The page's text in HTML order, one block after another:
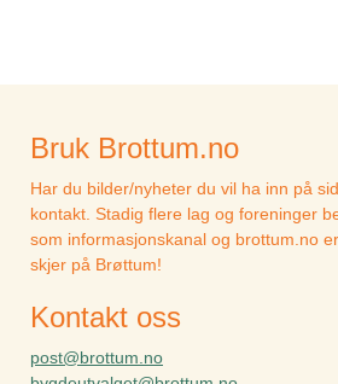
Bruk Brottum.no
Har du bilder/nyheter du vil ha inn på
kontakt. Stadig flere lag og foreninger
som informasjonskanal og brottum.no
skjer på Brøttum!
Kontakt oss
post@brottum.no